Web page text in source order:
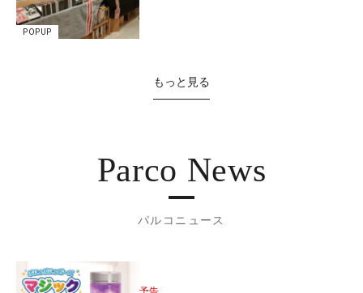
POPUP
もっと見る
Parco News
パルコニュース